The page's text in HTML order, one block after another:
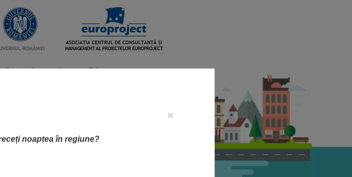
×
noaptea în regiune?